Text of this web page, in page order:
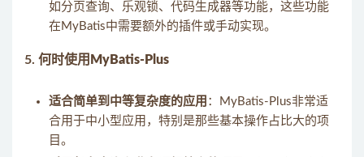
如分页查询、乐观锁、代码生成器等功能，这些功能
在MyBatis中需要额外的插件或手动实现。
5. 何时使用MyBatis-Plus
适合简单到中等复杂度的应用 ：MyBatis-Plus非常适
合用于中小型应用，特别是那些基本操作占比大的项
目。